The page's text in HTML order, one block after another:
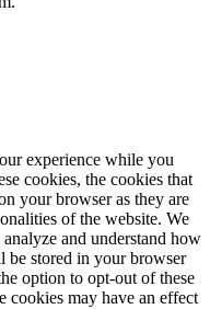
experience while you
cookies, the cookies that
your browser as they are
of the website. We
and understand how
be stored in your browser
option to opt-out of these
cookies may have an effect